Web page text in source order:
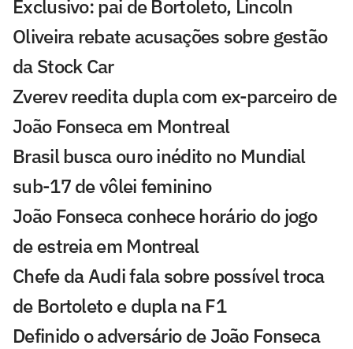
Exclusivo: pai de Bortoleto, Lincoln
Oliveira rebate acusações sobre gestão
da Stock Car
Zverev reedita dupla com ex-parceiro de
João Fonseca em Montreal
Brasil busca ouro inédito no Mundial
sub-17 de vôlei feminino
João Fonseca conhece horário do jogo
de estreia em Montreal
Chefe da Audi fala sobre possível troca
de Bortoleto e dupla na F1
Definido o adversário de João Fonseca